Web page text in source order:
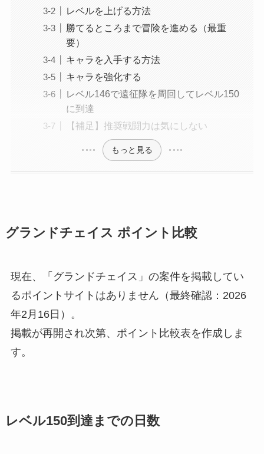
レベルを上げる方法
勝てるところまで冒険を進める（最重
要）
キャラを入手する方法
キャラを強化する
レベル146で遠征隊を周回してレベル150
に到達
【補足】推奨戦闘力は気にしない
もっと見る
グランドチェイス ポイント比較
現在、「グランドチェイス」の案件を掲載してい
るポイントサイトはありません（最終確認：2026
年2月16日）。
掲載が再開され次第、ポイント比較表を作成しま
す。
レベル150到達までの日数